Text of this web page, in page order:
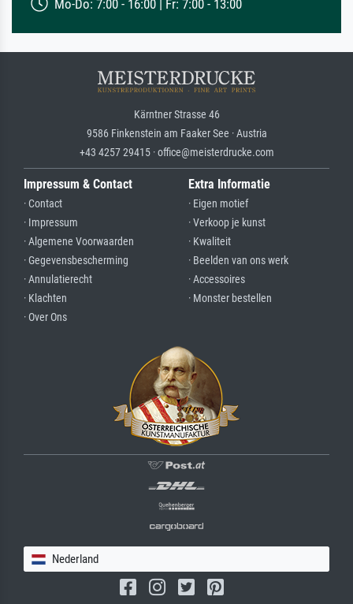
Mo-Do: 7:00 - 16:00 | Fr: 7:00 - 13:00
Kärntner Strasse 46
9586 Finkenstein am Faaker See · Austria
+43 4257 29415 · office@meisterdrucke.com
Impressum & Contact
· Contact
· Impressum
· Algemene Voorwaarden
· Gegevensbescherming
· Annulatierecht
· Klachten
· Over Ons
Extra Informatie
· Eigen motief
· Verkoop je kunst
· Kwaliteit
· Beelden van ons werk
· Accessoires
· Monster bestellen
Nederland